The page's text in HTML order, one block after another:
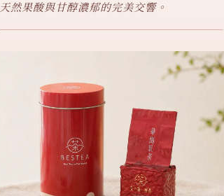
天然果酸與甘醇濃郁的完美交響。